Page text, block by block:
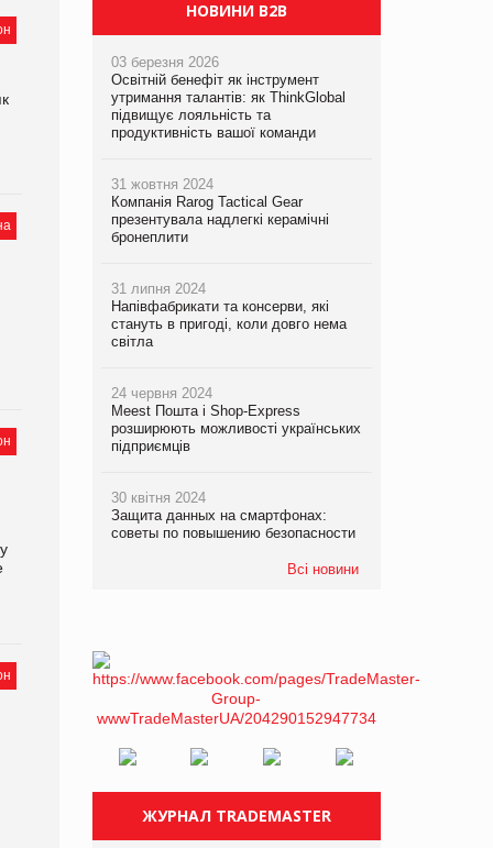
НОВИНИ B2B
03 березня 2026
Освітній бенефіт як інструмент
утримання талантів: як ThinkGlobal
підвищує лояльність та
продуктивність вашої команди
31 жовтня 2024
Компанія Rarog Tactical Gear
презентувала надлегкі керамічні
бронеплити
31 липня 2024
Напівфабрикати та консерви, які
стануть в пригоді, коли довго нема
світла
24 червня 2024
Meest Пошта і Shop-Express
розширюють можливості українських
підприємців
30 квітня 2024
Защита данных на смартфонах:
советы по повышению безопасности
Всі новини
ЖУРНАЛ TRADEMASTER